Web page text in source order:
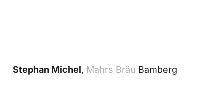
Stephan Michel, Mahrs Bräu Bamberg